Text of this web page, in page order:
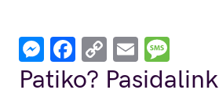
Messenger
Facebook
Copy
Link
Email
Patiko? Pasidalink